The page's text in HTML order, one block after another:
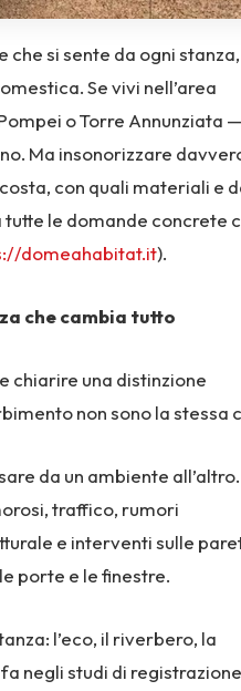
che si sente da ogni stanza,
Se vivi nell’area
o Torre Annunziata
Ma insonorizzare
con quali materiali e
le domande concrete
domeahabitat.it).
che cambia tutto
chiarire una distinzione
non sono la stessa
da un ambiente
traffico, rumori
e interventi sulle
porte e le finestre.
l’eco, il riverbero, la
negli studi di